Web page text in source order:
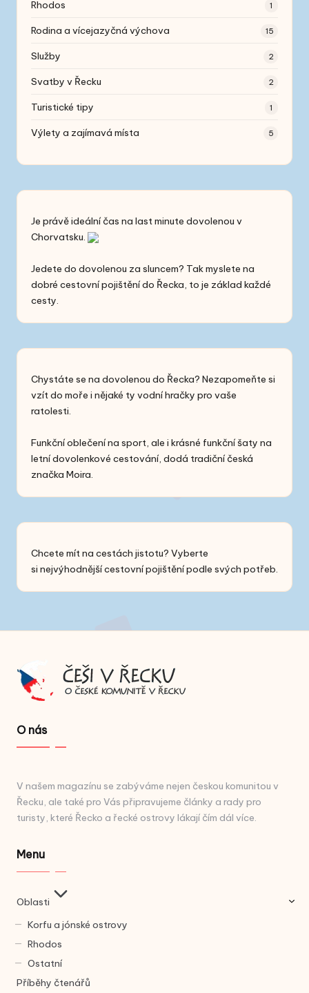
Rhodos 1
Rodina a vícejazyčná výchova 15
Služby 2
Svatby v Řecku 2
Turistické tipy 1
Výlety a zajímavá místa 5
Je právě ideální čas na last minute dovolenou v
Chorvatsku.
Jedete do dovolenou za sluncem? Tak myslete na
dobré cestovní pojištění do Řecka, to je základ každé
cesty.
Chystáte se na dovolenou do Řecka? Nezapomeňte si
vzít do moře i nějaké ty vodní hračky pro vaše
ratolesti.
Funkční oblečení na sport, ale i krásné funkční šaty na
letní dovolenkové cestování, dodá tradiční česká
značka Moira.
Chcete mít na cestách jistotu? Vyberte
si nejvýhodnější cestovní pojištěnípodle svých potřeb.
O nás
V našem magazínu se zabýváme nejen českou komunitou v
Řecku, ale také pro Vás připravujeme články a rady pro
turisty, které Řecko a řecké ostrovy lákají čím dál více.
Menu
Oblasti
Korfu a jónské ostrovy
Rhodos
Ostatní
Příběhy čtenářů